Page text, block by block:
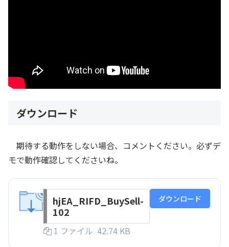
ダウンロード
期待する動作をしない場合、コメントください。必ずデ
モで動作確認してくださいね。
hjEA_RIFD_BuySell-
102
1 ファイル 42.74 KB
ダウンロード